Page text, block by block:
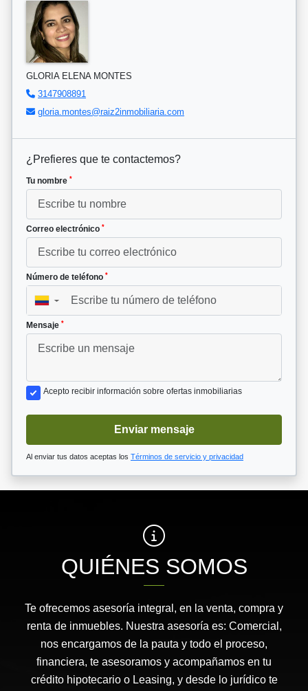
GLORIA ELENA MONTES
3147908891
gloria.montes@raiz2inmobiliaria.com
¿Prefieres que te contactemos?
Tu nombre *
Correo electrónico *
Número de teléfono *
▼
Mensaje *
Acepto recibir información sobre ofertas inmobiliarias
Enviar mensaje
Al enviar tus datos aceptas los Términos de servicio y privacidad
QUIÉNES SOMOS
Te ofrecemos asesoría integral, en la venta, compra y
renta de inmuebles. Nuestra asesoría es: Comercial,
nos encargamos de la pauta y todo el proceso,
financiera, te asesoramos y acompañamos en tu
crédito hipotecario o Leasing, y desde lo jurídico te